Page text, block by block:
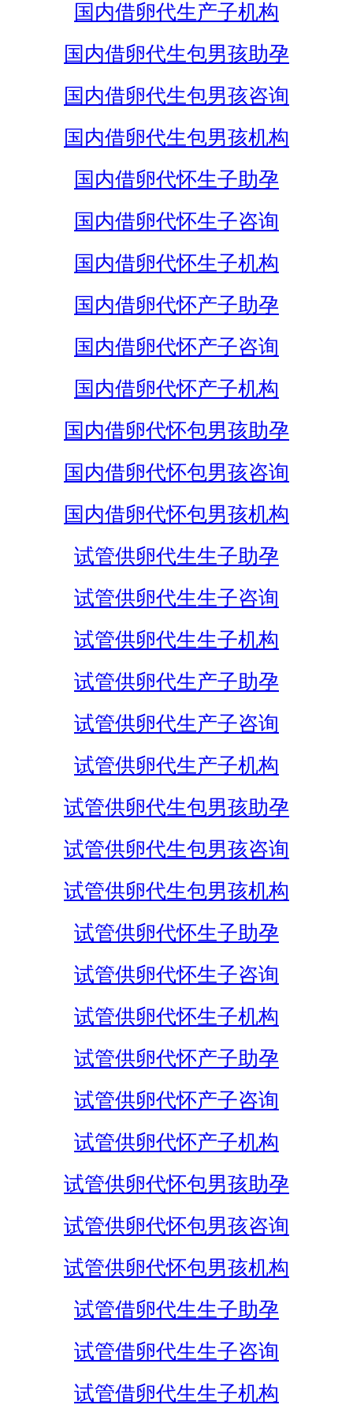
国内借卵代生产子机构
国内借卵代生包男孩助孕
国内借卵代生包男孩咨询
国内借卵代生包男孩机构
国内借卵代怀生子助孕
国内借卵代怀生子咨询
国内借卵代怀生子机构
国内借卵代怀产子助孕
国内借卵代怀产子咨询
国内借卵代怀产子机构
国内借卵代怀包男孩助孕
国内借卵代怀包男孩咨询
国内借卵代怀包男孩机构
试管供卵代生生子助孕
试管供卵代生生子咨询
试管供卵代生生子机构
试管供卵代生产子助孕
试管供卵代生产子咨询
试管供卵代生产子机构
试管供卵代生包男孩助孕
试管供卵代生包男孩咨询
试管供卵代生包男孩机构
试管供卵代怀生子助孕
试管供卵代怀生子咨询
试管供卵代怀生子机构
试管供卵代怀产子助孕
试管供卵代怀产子咨询
试管供卵代怀产子机构
试管供卵代怀包男孩助孕
试管供卵代怀包男孩咨询
试管供卵代怀包男孩机构
试管借卵代生生子助孕
试管借卵代生生子咨询
试管借卵代生生子机构